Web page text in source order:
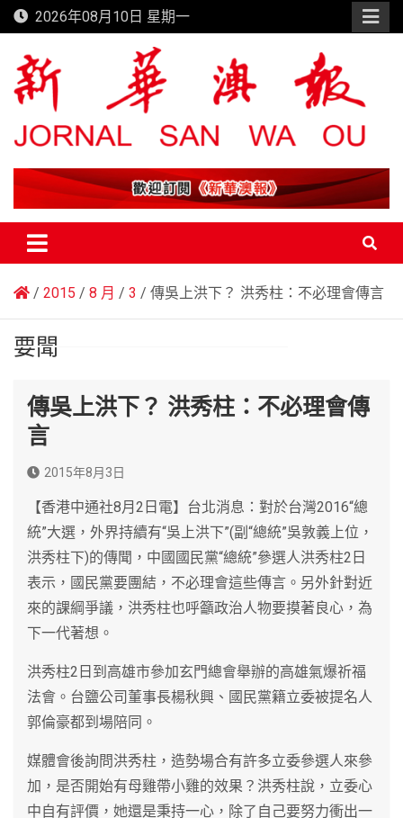
Skip
to
content
2026年08月10日 星期一
新華澳報
2015 8 月 3 傳吳上洪下？ 洪秀柱：不必理會傳言
要聞
傳吳上洪下？ 洪秀柱：不必理會傳
言
2015年8月3日
【香港中通社8月2日電】台北消息：對於台灣2016“總
統”大選，外界持續有“吳上洪下”(副“總統”吳敦義上位，
洪秀柱下)的傳聞，中國國民黨“總統”參選人洪秀柱2日
表示，國民黨要團結，不必理會這些傳言。另外針對近
來的課綱爭議，洪秀柱也呼籲政治人物要摸著良心，為
下一代著想。
洪秀柱2日到高雄市參加玄門總會舉辦的高雄氣爆祈福
法會。台鹽公司董事長楊秋興、國民黨籍立委被提名人
郭倫豪都到場陪同。
媒體會後詢問洪秀柱，造勢場合有許多立委參選人來參
加，是否開始有母雞帶小雞的效果？洪秀柱說，立委心
中自有評價，她還是秉持一心，除了自己要努力衝出一